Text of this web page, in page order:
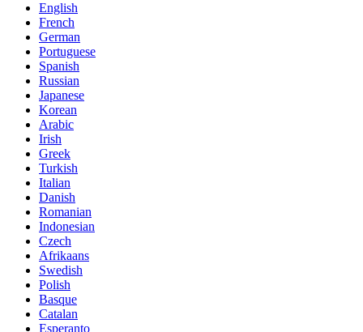
English
French
German
Portuguese
Spanish
Russian
Japanese
Korean
Arabic
Irish
Greek
Turkish
Italian
Danish
Romanian
Indonesian
Czech
Afrikaans
Swedish
Polish
Basque
Catalan
Esperanto